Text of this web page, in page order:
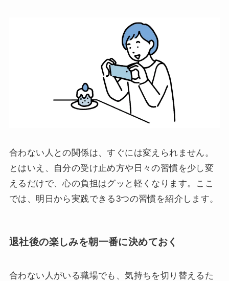
合わない人との関係は、すぐには変えられません。
とはいえ、自分の受け止め方や日々の習慣を少し変
えるだけで、心の負担はグッと軽くなります。ここ
では、明日から実践できる3つの習慣を紹介します。
退社後の楽しみを朝一番に決めておく
合わない人がいる職場でも、気持ちを切り替えるた